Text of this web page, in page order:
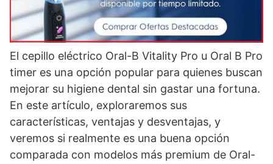
El cepillo eléctrico Oral-B Vitality Pro u Oral B Pro
timer es una opción popular para quienes buscan
mejorar su higiene dental sin gastar una fortuna.
En este artículo, exploraremos sus
características, ventajas y desventajas, y
veremos si realmente es una buena opción
comparada con modelos más premium de Oral-